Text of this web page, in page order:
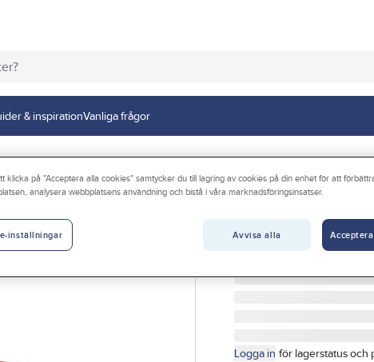
& inspirationVanliga frågor
Passdelsnyckel
PASSDELSNYCKEL
Logga in för lagerstatus och
klicka på "Acceptera alla cookies" samtycker du till lagring av cookies på din enhet för att
analysera webbplatsens användning och bistå i våra marknadsföringsinsatser.
Avvisa alla
inställningar